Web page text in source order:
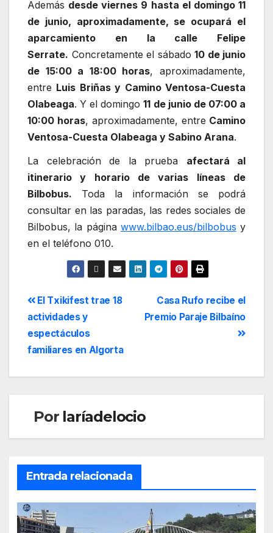
Además desde viernes 9 hasta el domingo 11
de junio, aproximadamente, se ocupará el
aparcamiento en la calle Felipe
Serrate. Concretamente el sábado 10 de junio
de 15:00 a 18:00 horas, aproximadamente,
entre Luis Briñas y Camino Ventosa-Cuesta
Olabeaga. Y el domingo11 de junio de 07:00 a
10:00 horas, aproximadamente, entre Camino
Ventosa-Cuesta Olabeaga y Sabino Arana.
La celebración de la prueba afectará al
itinerario y horario de varias líneas de
Bilbobus. Toda la información se podrá
consultar en las paradas, las redes sociales de
Bilbobus, la página www.bilbao.eus/bilbobus y
en el teléfono 010.
Casa Rufo recibe el
Premio Paraje Bilbaíno
El Txikifest trae 18
actividades y
espectáculos
familiares en Algorta
Por laríadelocio
Entrada relacionada